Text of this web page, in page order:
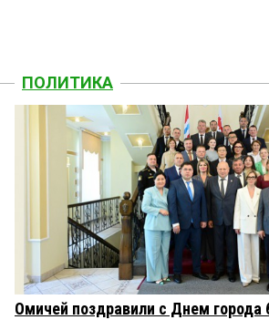
ПОЛИТИКА
Омичей поздравили с Днем города